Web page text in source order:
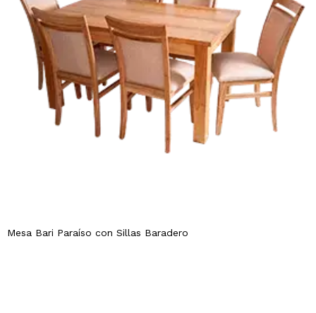
Mesa Bari Paraíso con Sillas Baradero